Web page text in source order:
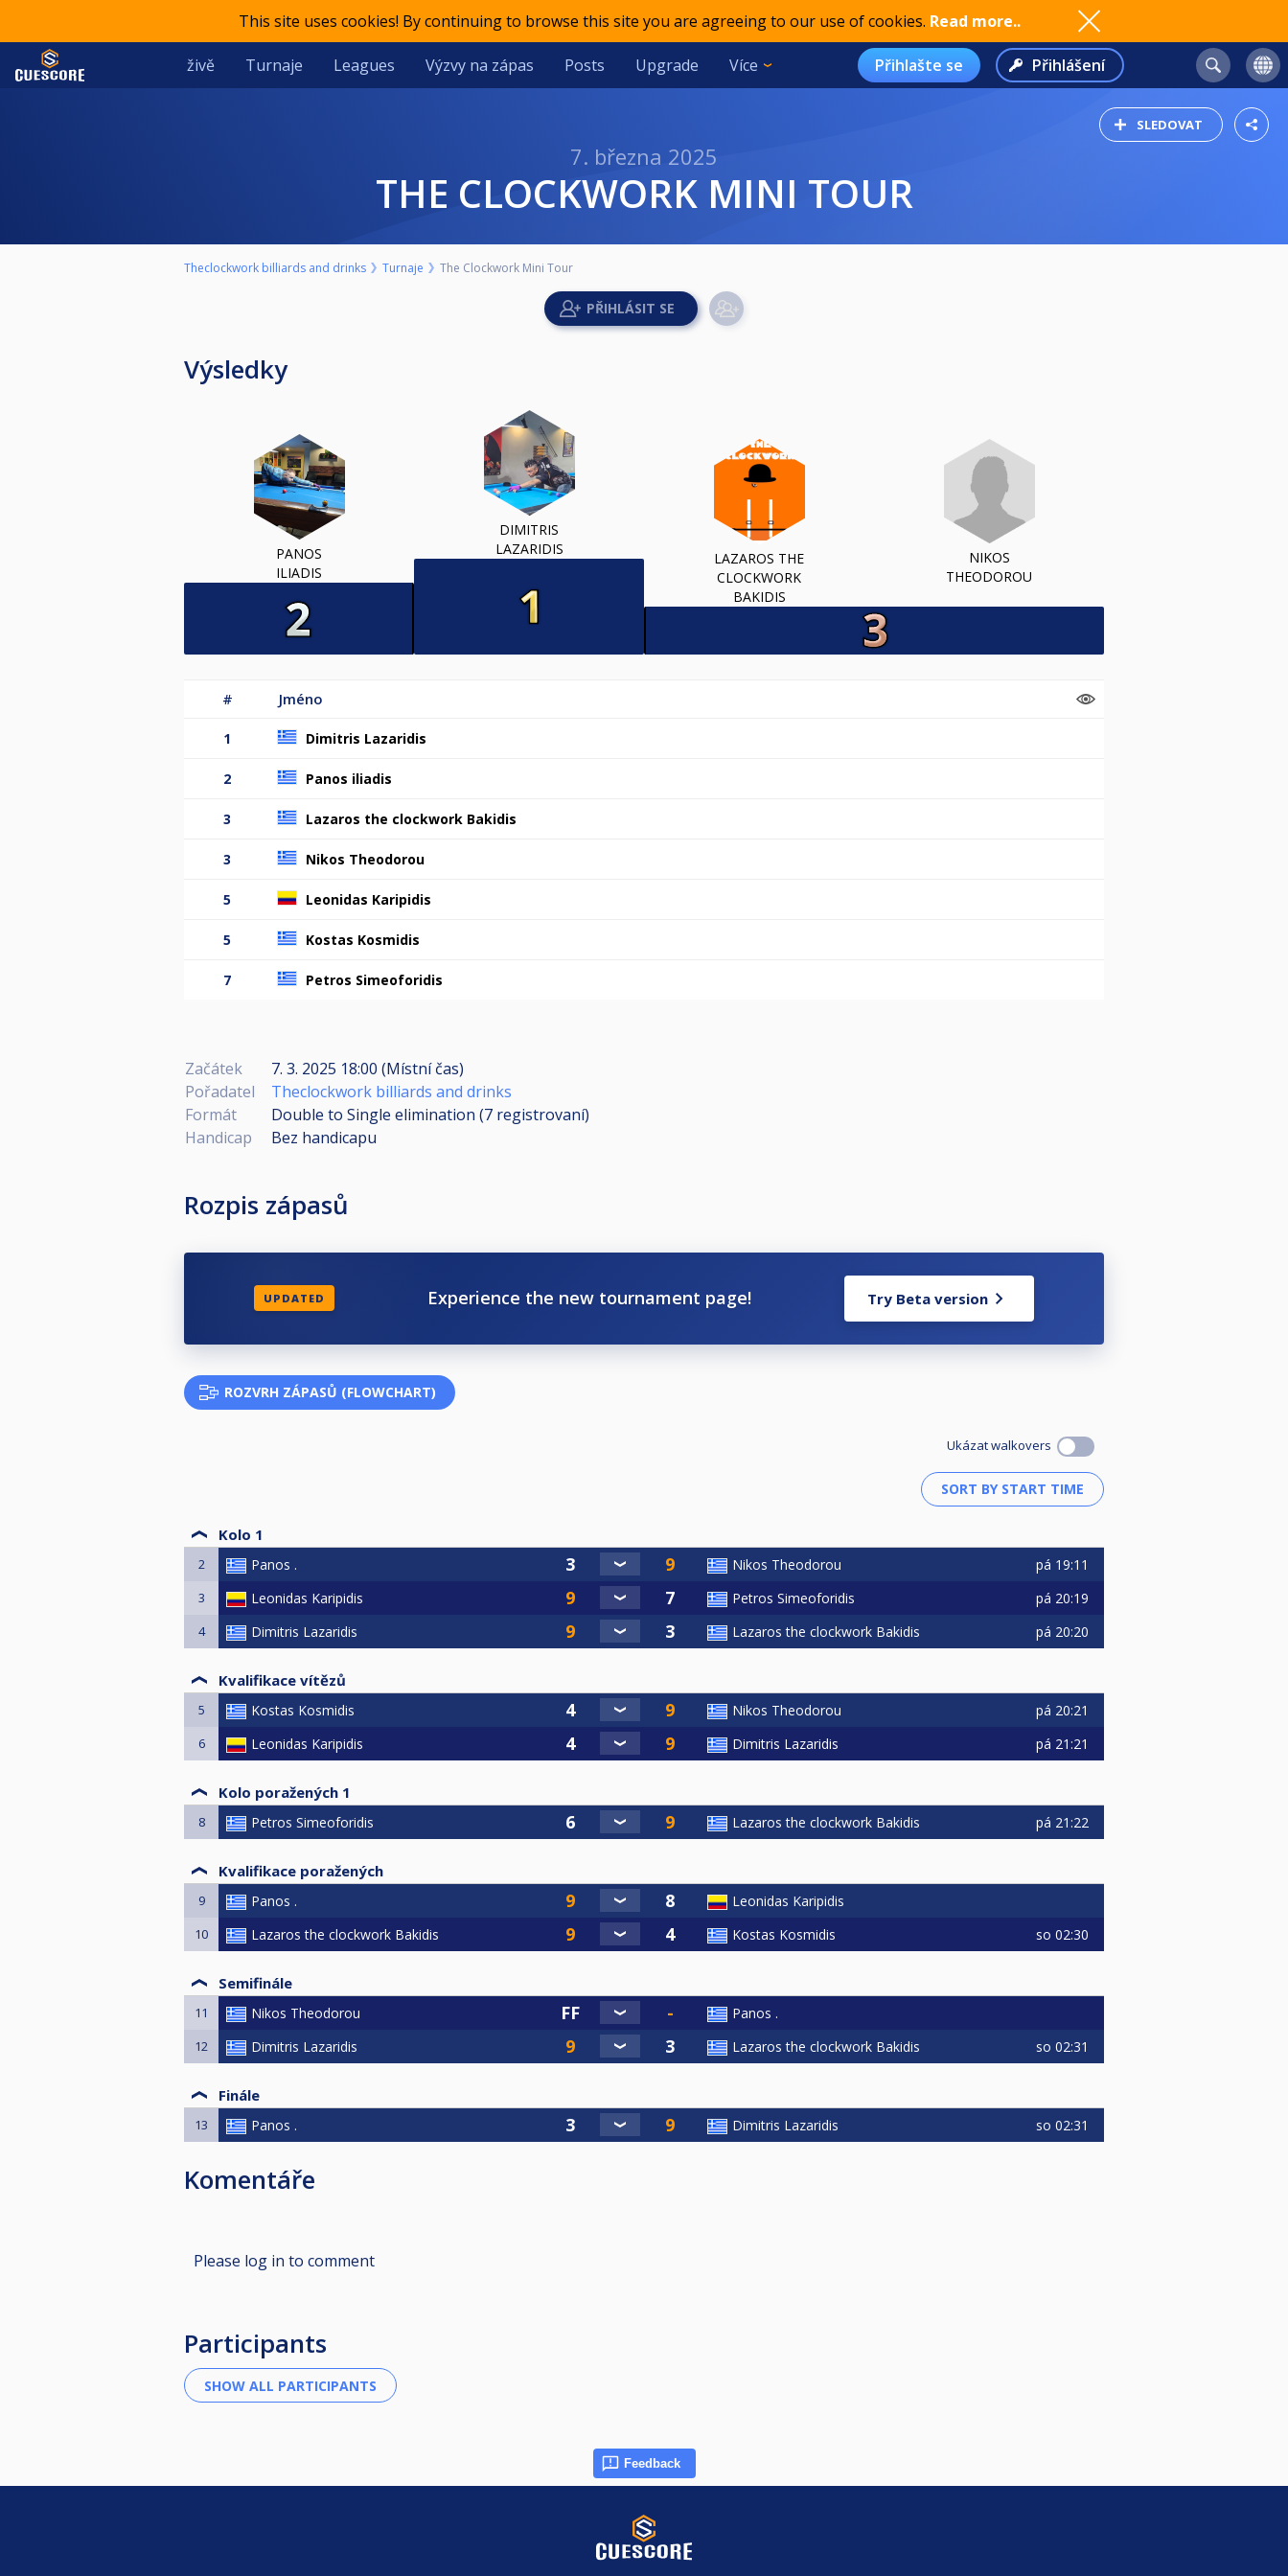
This site uses cookies! By continuing to browse this site you are agreeing to our use of cookies. Read more..
živě Turnaje Leagues Výzvy na zápas Posts Upgrade Více Přihlašte se Přihlášení
SLEDOVAT
7. března 2025
THE CLOCKWORK MINI TOUR
Theclockwork billiards and drinks Turnaje The Clockwork Mini Tour
Výsledky
PANOS
ILIADIS
DIMITRIS
LAZARIDIS
LAZAROS THE
CLOCKWORK
BAKIDIS
NIKOS
THEODOROU
# Jméno
1 Dimitris Lazaridis
2 Panos iliadis
3 Lazaros the clockwork Bakidis
3 Nikos Theodorou
5 Leonidas Karipidis
5 Kostas Kosmidis
7 Petros Simeoforidis
Začátek
7. 3. 2025 18:00 (Místní čas)
Pořadatel
Theclockwork billiards and drinks
Formát
Double to Single elimination (7 registrovaní)
Handicap
Bez handicapu
Rozpis zápasů
UPDATED Experience the new tournament page! Try Beta version
ROZVRH ZÁPASŮ (FLOWCHART)
Ukázat walkovers
Kolo 1
2 Panos . Nikos Theodorou pá 19:11
3 Leonidas Karipidis Petros Simeoforidis pá 20:19
4 Dimitris Lazaridis Lazaros the clockwork Bakidis pá 20:20
Kvalifikace vítězů
5 Kostas Kosmidis Nikos Theodorou pá 20:21
6 Leonidas Karipidis Dimitris Lazaridis pá 21:21
Kolo poražených 1
8 Petros Simeoforidis Lazaros the clockwork Bakidis pá 21:22
Kvalifikace poražených
9 Panos . Leonidas Karipidis
10 Lazaros the clockwork Bakidis Kostas Kosmidis so 02:30
Semifinále
11 Nikos Theodorou Panos .
12 Dimitris Lazaridis Lazaros the clockwork Bakidis so 02:31
Finále
13 Panos . Dimitris Lazaridis so 02:31
Komentáře
Please log in to comment
Participants
Feedback